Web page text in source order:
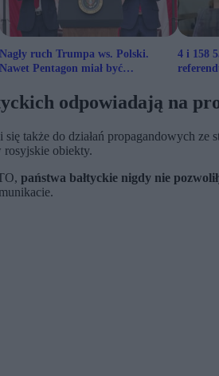
Nagły ruch Trumpa ws. Polski.
Nawet Pentagon miał być
4 i 158
odpowiadają na
się także do działań propagandowych
obiekty.
państwa bałtyckie nigdy nie